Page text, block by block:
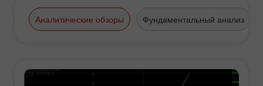
Таиланда несколько
представительств, сотрудничая с
Аналитические обзоры Фундаментальный анализ